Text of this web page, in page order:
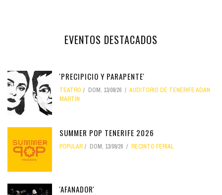
EVENTOS DESTACADOS
'PRECIPICIO Y PARAPENTE'
TEATRO DOM, 13/09/26
AUDITORIO DE TENERIFE ADÁN
MARTÍN
SUMMER POP TENERIFE 2026
POPULAR DOM, 13/09/26 RECINTO FERIAL
'AFANADOR'